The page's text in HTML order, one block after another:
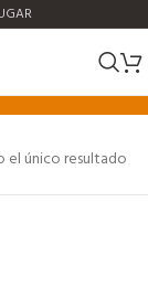
el único resultado